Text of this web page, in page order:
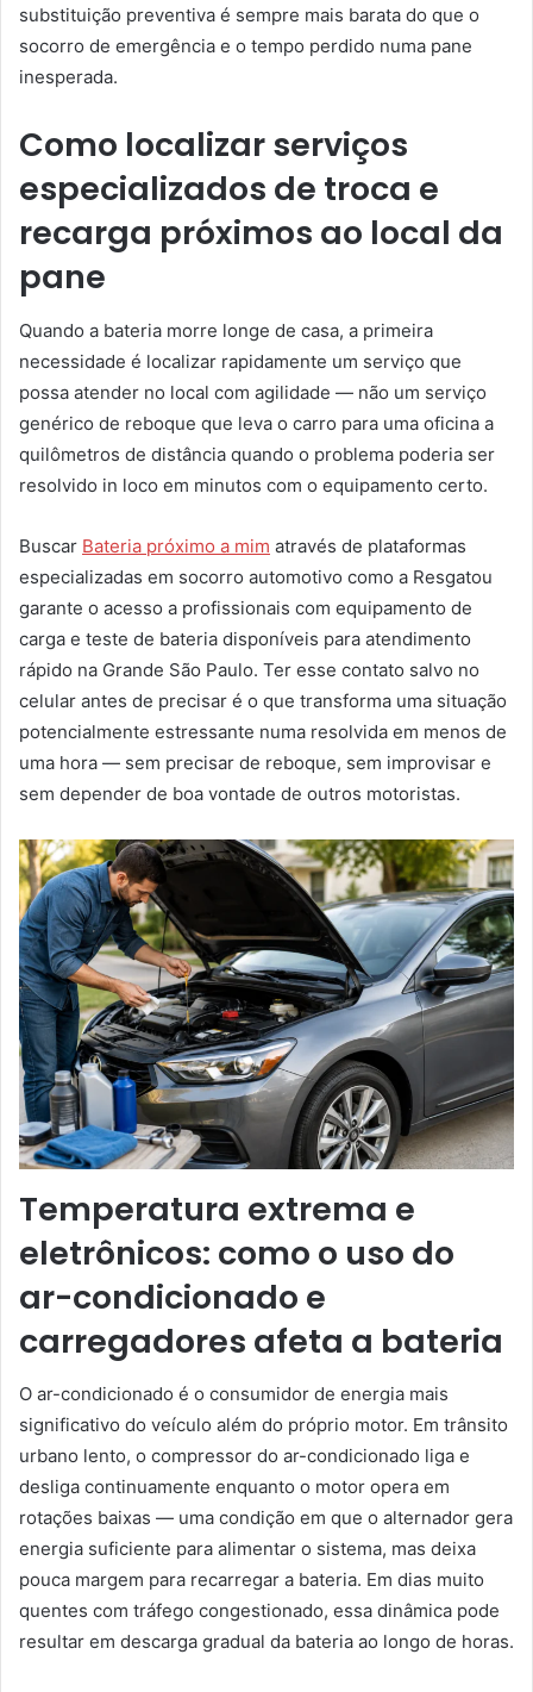
substituição preventiva é sempre mais barata do que o
socorro de emergência e o tempo perdido numa pane
inesperada.
Como localizar serviços
especializados de troca e
recarga próximos ao local da
pane
Quando a bateria morre longe de casa, a primeira
necessidade é localizar rapidamente um serviço que
possa atender no local com agilidade — não um serviço
genérico de reboque que leva o carro para uma oficina a
quilômetros de distância quando o problema poderia ser
resolvido in loco em minutos com o equipamento certo.
Buscar Bateria próximo a mim através de plataformas
especializadas em socorro automotivo como a Resgatou
garante o acesso a profissionais com equipamento de
carga e teste de bateria disponíveis para atendimento
rápido na Grande São Paulo. Ter esse contato salvo no
celular antes de precisar é o que transforma uma situação
potencialmente estressante numa resolvida em menos de
uma hora — sem precisar de reboque, sem improvisar e
sem depender de boa vontade de outros motoristas.
Temperatura extrema e
eletrônicos: como o uso do
ar-condicionado e
carregadores afeta a bateria
O ar-condicionado é o consumidor de energia mais
significativo do veículo além do próprio motor. Em trânsito
urbano lento, o compressor do ar-condicionado liga e
desliga continuamente enquanto o motor opera em
rotações baixas — uma condição em que o alternador gera
energia suficiente para alimentar o sistema, mas deixa
pouca margem para recarregar a bateria. Em dias muito
quentes com tráfego congestionado, essa dinâmica pode
resultar em descarga gradual da bateria ao longo de horas.